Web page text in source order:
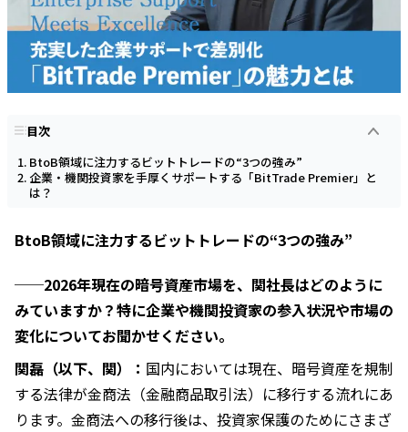
目次
BtoB領域に注力するビットトレードの“3つの強み”
企業・機関投資家を手厚くサポートする「BitTrade Premier」と
は？
BtoB領域に注力するビットトレードの“3つの強み”
──2026年現在の暗号資産市場を、関社長はどのように
みていますか？特に企業や機関投資家の参入状況や市場の
変化についてお聞かせください。
関磊（以下、関）： 国内においては現在、暗号資産を規制
する法律が金商法（金融商品取引法）に移行する流れにあ
ります。金商法への移行後は、投資家保護のためにさまざ